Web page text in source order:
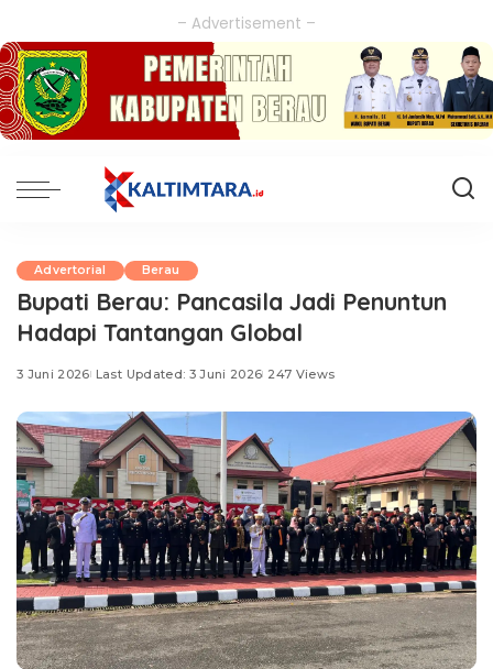
– Advertisement –
Advertorial Berau
Bupati Berau: Pancasila Jadi Penuntun
Hadapi Tantangan Global
3 Juni 2026 Last Updated: 3 Juni 2026 247 Views